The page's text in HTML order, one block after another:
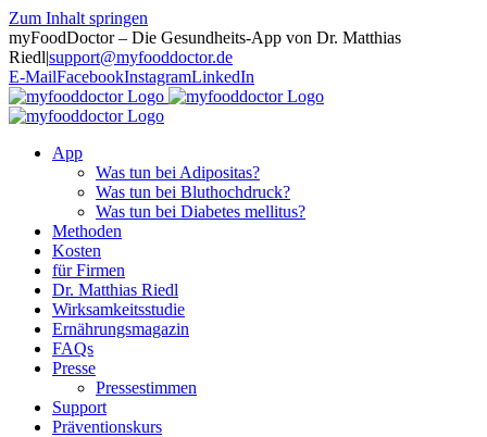
Zum Inhalt springen
myFoodDoctor – Die Gesundheits-App von Dr. Matthias
Riedl|support@myfooddoctor.de
E-MailFacebookInstagramLinkedIn
App
Was tun bei Adipositas?
Was tun bei Bluthochdruck?
Was tun bei Diabetes mellitus?
Methoden
Kosten
für Firmen
Dr. Matthias Riedl
Wirksamkeitsstudie
Ernährungsmagazin
FAQs
Presse
Pressestimmen
Support
Präventionskurs